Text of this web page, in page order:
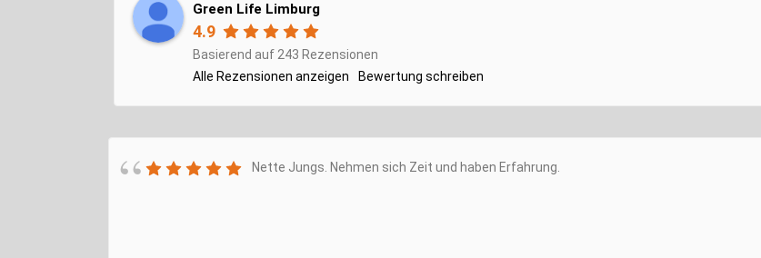
Green Life Limburg
4.9
Basierend auf 243 Rezensionen
Alle Rezensionen anzeigen
Bewertung schreiben
Nette Jungs. Nehmen sich Zeit und haben Erfahrung.